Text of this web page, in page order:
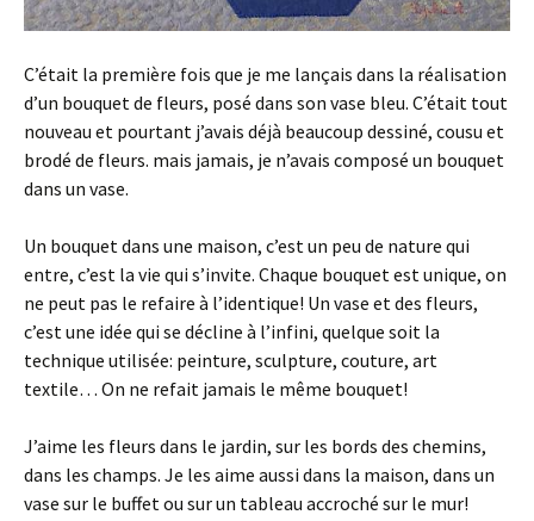
C’était la première fois que je me lançais dans la réalisation
d’un bouquet de fleurs, posé dans son vase bleu. C’était tout
nouveau et pourtant j’avais déjà beaucoup dessiné, cousu et
brodé de fleurs. mais jamais, je n’avais composé un bouquet
dans un vase.
Un bouquet dans une maison, c’est un peu de nature qui
entre, c’est la vie qui s’invite. Chaque bouquet est unique, on
ne peut pas le refaire à l’identique! Un vase et des fleurs,
c’est une idée qui se décline à l’infini, quelque soit la
technique utilisée: peinture, sculpture, couture, art
textile… On ne refait jamais le même bouquet!
J’aime les fleurs dans le jardin, sur les bords des chemins,
dans les champs. Je les aime aussi dans la maison, dans un
vase sur le buffet ou sur un tableau accroché sur le mur!